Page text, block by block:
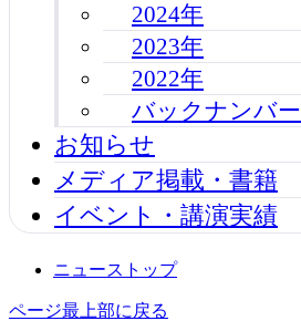
2024年
2023年
2022年
バックナンバー
お知らせ
メディア掲載・書籍
イベント・講演実績
ニューストップ
ページ最上部に戻る